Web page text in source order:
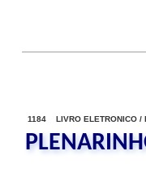
1184 LIVRO ELETRONICO /